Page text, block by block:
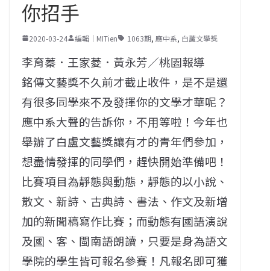
你招手
2020-03-24 編輯｜MITien 1063期, 應中系, 白蘆文學獎
李育蓁．王家菱．黃永芳／桃園報導
銘傳文藝獎不久前才截止收件，是不是還
有很多同學來不及發揮你的文學才華呢？
應中系大聲的告訴你，不用等啦！今年也
舉辦了白盧文藝獎讓有才的青年們參加，
想盡情發揮的同學們，趕快開始準備吧！
比賽項目為靜態與動態，靜態的以小說、
散文、新詩、古典詩、書法、作文及新增
加的新聞稿寫作比賽；而動態有國語演說
及國、客、閩南語朗讀，只要是身為語文
學院的學生皆可報名參賽！凡報名即可獲